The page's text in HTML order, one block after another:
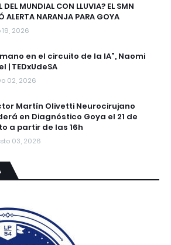
DEL MUNDIAL CON LLUVIA? EL SMN
ALERTA NARANJA PARA GOYA
2026
en el circuito de la IA”, Naomi
| TEDxUdeSA
02, 2026
Martín Olivetti Neurocirujano
en Diagnóstico Goya el 21 de
a partir de las 16h
03, 2026